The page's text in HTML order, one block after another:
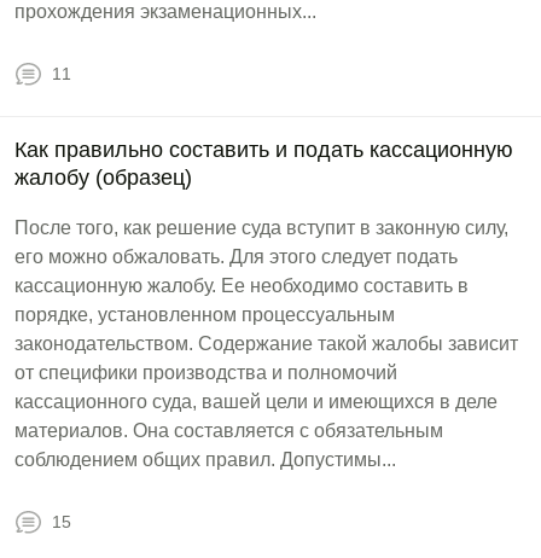
прохождения экзаменационных...
11
Как правильно составить и подать кассационную
жалобу (образец)
После того, как решение суда вступит в законную силу,
его можно обжаловать. Для этого следует подать
кассационную жалобу. Ее необходимо составить в
порядке, установленном процессуальным
законодательством. Содержание такой жалобы зависит
от специфики производства и полномочий
кассационного суда, вашей цели и имеющихся в деле
материалов. Она составляется с обязательным
соблюдением общих правил. Допустимы...
15